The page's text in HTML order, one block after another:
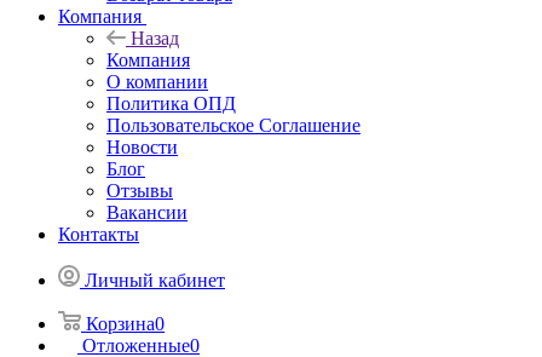
Компания
Назад
Компания
О компании
Политика ОПД
Пользовательское Соглашение
Новости
Блог
Отзывы
Вакансии
Контакты
Личный кабинет
Корзина0
Отложенные0